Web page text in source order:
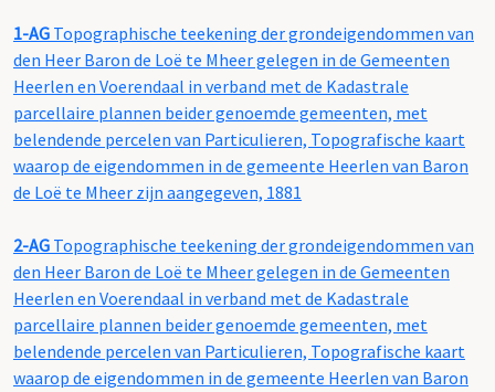
1-AG Topographische teekening der grondeigendommen van
den Heer Baron de Loë te Mheer gelegen in de Gemeenten
Heerlen en Voerendaal in verband met de Kadastrale
parcellaire plannen beider genoemde gemeenten, met
belendende percelen van Particulieren, Topografische kaart
waarop de eigendommen in de gemeente Heerlen van Baron
de Loë te Mheer zijn aangegeven, 1881
2-AG Topographische teekening der grondeigendommen van
den Heer Baron de Loë te Mheer gelegen in de Gemeenten
Heerlen en Voerendaal in verband met de Kadastrale
parcellaire plannen beider genoemde gemeenten, met
belendende percelen van Particulieren, Topografische kaart
waarop de eigendommen in de gemeente Heerlen van Baron